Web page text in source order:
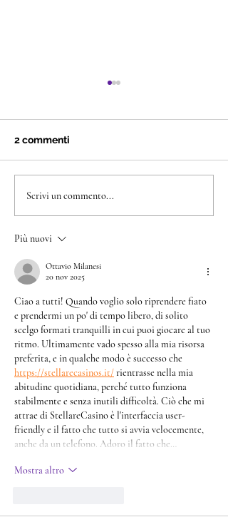
Chloe
2 commenti
Scrivi un commento...
Più nuovi
Ottavio Milanesi
20 nov 2025
Ciao a tutti! Quando voglio solo riprendere fiato
e prendermi un po' di tempo libero, di solito
scelgo formati tranquilli in cui puoi giocare al tuo
ritmo. Ultimamente vado spesso alla mia risorsa
preferita, e in qualche modo è successo che
https://stellarecasinos.it/ rientrasse nella mia
abitudine quotidiana, perché tutto funziona
stabilmente e senza inutili difficoltà. Ciò che mi
attrae di StellareCasino è l'interfaccia user-
friendly e il fatto che tutto si avvia velocemente,
anche da un telefono. Adoro il fatto che…
Mostra altro